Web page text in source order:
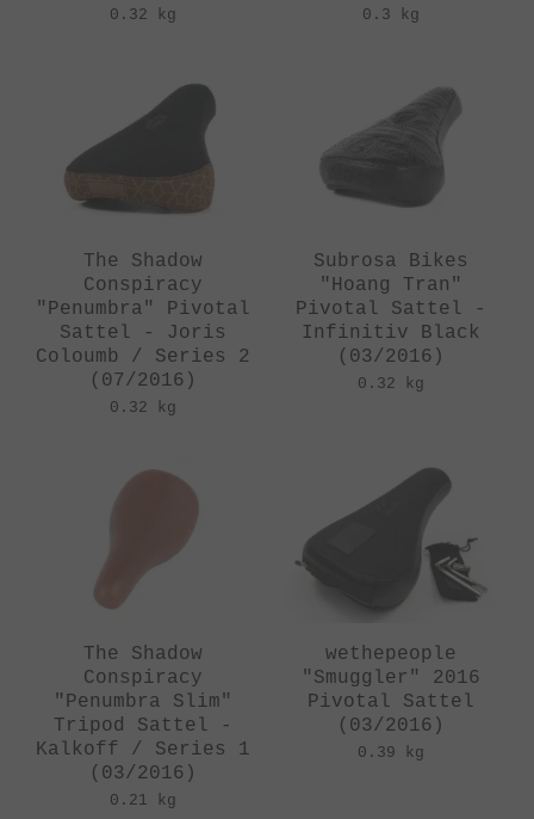
0.32 kg 0.3 kg
The Shadow
Conspiracy
"Penumbra" Pivotal
Sattel - Joris
Coloumb / Series 2
(07/2016)
0.32 kg
Subrosa Bikes
"Hoang Tran"
Pivotal Sattel -
Infinitiv Black
(03/2016)
0.32 kg
The Shadow
Conspiracy
"Penumbra Slim"
Tripod Sattel -
Kalkoff / Series 1
(03/2016)
0.21 kg
wethepeople
"Smuggler" 2016
Pivotal Sattel
(03/2016)
0.39 kg